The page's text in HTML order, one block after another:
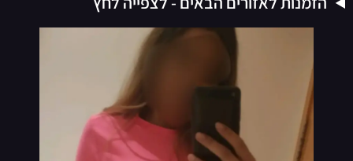
נערות ליווי בתמונות אמיתיות